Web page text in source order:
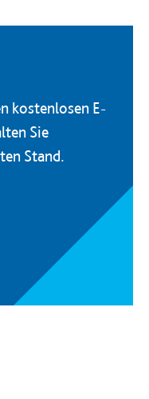
kostenlosen E-
Sie
Stand.